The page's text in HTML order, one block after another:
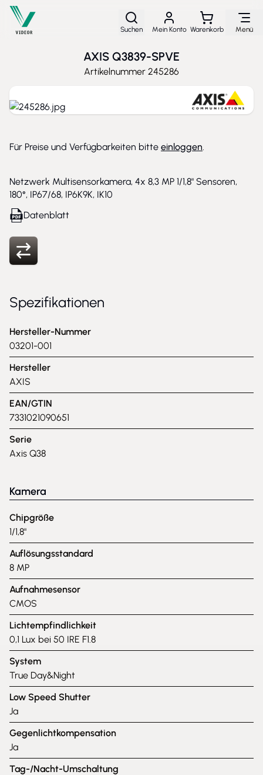
Direkt zum Inhalt
Suchen Mein Konto Warenkorb Menü
AXIS Q3839-SPVE
Artikelnummer 245286
Netzwerk Multisensorkamera, 4x 8,3 MP 1/1,8" Sensoren,
180°, IP67/68, IP6K9K, IK10
Für Preise und Verfügbarkeiten bitte einloggen.
Datenblatt
Spezifikationen
Hersteller-Nummer
03201-001
Hersteller
AXIS
EAN/GTIN
7331021090651
Serie
Axis Q38
Kamera
Chipgröße
1/1,8"
Auflösungsstandard
8 MP
Aufnahmesensor
CMOS
Lichtempfindlichkeit
0,1 Lux bei 50 IRE F1.8
System
True Day&Night
Low Speed Shutter
Ja
Gegenlichtkompensation
Ja
Tag-/Nacht-Umschaltung